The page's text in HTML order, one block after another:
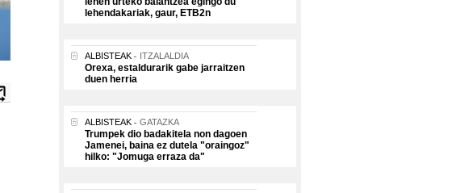
lehendakariak, gaur, ETB2n
ALBISTEAK ITZALALDIA
Orexa, estaldurarik gabe jarraitzen
duen herria
ALBISTEAK GATAZKA
Trumpek dio badakitela non dagoen
Jamenei, baina ez dutela "oraingoz"
hilko: "Jomuga erraza da"